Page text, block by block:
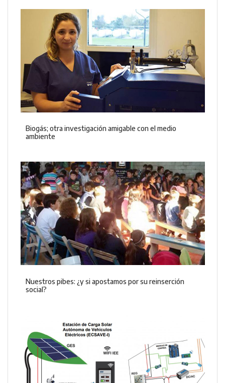
Biogás; otra investigación amigable con el medio
ambiente
Nuestros pibes: ¿y si apostamos por su reinserción
social?